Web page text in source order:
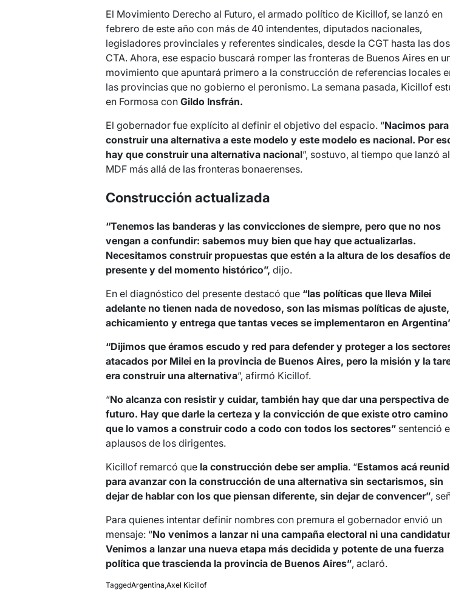
El Movimiento Derecho al Futuro, el armado político de Kicillof, se lanzó en
febrero de este año con más de 40 intendentes, diputados nacionales,
legisladores provinciales y referentes sindicales, desde la CGT hasta las dos
CTA. Ahora, ese espacio buscará romper las fronteras de Buenos Aires en
movimiento que apuntará primero a la construcción de referencias locales
las provincias que no gobierno el peronismo. La semana pasada, Kicillof
en Formosa con Gildo Insfrán.
El gobernador fue explícito al definir el objetivo del espacio. “Nacimos para
construir una alternativa a este modelo y este modelo es nacional. Por
hay que construir una alternativa nacional”, sostuvo, al tiempo que lanzó al
MDF más allá de las fronteras bonaerenses.
Construcción actualizada
“Tenemos las banderas y las convicciones de siempre, pero que no nos
vengan a confundir: sabemos muy bien que hay que actualizarlas.
Necesitamos construir propuestas que estén a la altura de los desafíos
presente y del momento histórico”, dijo.
En el diagnóstico del presente destacó que “las políticas que lleva Milei
adelante no tienen nada de novedoso, son las mismas políticas de ajuste,
achicamiento y entrega que tantas veces se implementaron en
“Dijimos que éramos escudo y red para defender y proteger a los
atacados por Milei en la provincia de Buenos Aires, pero la misión y la
era construir una alternativa”, afirmó Kicillof.
“No alcanza con resistir y cuidar, también hay que dar una perspectiva de
futuro. Hay que darle la certeza y la convicción de que existe otro
que lo vamos a construir codo a codo con todos los sectores” sentenció
aplausos de los dirigentes.
Kicillof remarcó que la construcción debe ser amplia. “Estamos acá
para avanzar con la construcción de una alternativa sin sectarismos, sin
dejar de hablar con los que piensan diferente, sin dejar de convencer”,
Para quienes intentar definir nombres con premura el gobernador envió un
mensaje: “No venimos a lanzar ni una campaña electoral ni una
Venimos a lanzar una nueva etapa más decidida y potente de una fuerza
política que trascienda la provincia de Buenos Aires”, aclaró.
TaggedArgentina Axel Kicillof